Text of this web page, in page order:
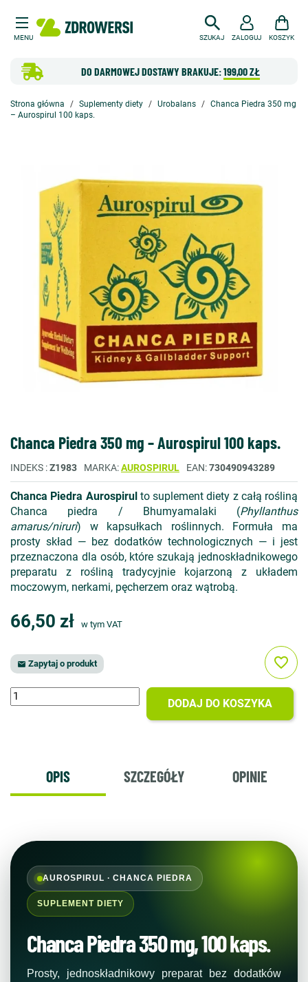
MENU SZUKAJ
DO DARMOWEJ DOSTAWY BRAKUJE:199,00 ZŁ
ZALOGUJ KOSZYK
Strona główna Suplementy diety Urobalans
Chanca Piedra 350 mg
– Aurospirul 100 kaps.
Chanca Piedra 350 mg – Aurospirul 100 kaps.
INDEKS Z1983 MARKA AUROSPIRUL EAN 730490943289
Chanca Piedra Aurospirul to suplement diety z całą rośliną
Chanca piedra / Bhumyamalaki (Phyllanthus
amarus/niruri) w kapsułkach roślinnych. Formuła ma
prosty skład — bez dodatków technologicznych — i jest
przeznaczona dla osób, które szukają jednoskładnikowego
preparatu z rośliną tradycyjnie kojarzoną z układem
moczowym, nerkami, pęcherzem oraz wątrobą.
66,50 zł w tym VAT
 Zapytaj o produkt
DODAJ DO KOSZYKA
favorite_border
OPIS SZCZEGÓŁY OPINIE
AUROSPIRUL · CHANCA PIEDRA
SUPLEMENT DIETY
Chanca Piedra 350 mg, 100 kaps.
Prosty, jednoskładnikowy preparat bez dodatków